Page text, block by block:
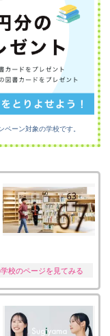
ペーン対象の学校です。
学校のページを見てみる